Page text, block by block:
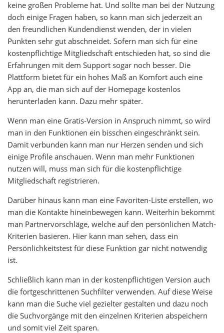
keine großen Probleme hat. Und sollte man bei der Nutzung
doch einige Fragen haben, so kann man sich jederzeit an
den freundlichen Kundendienst wenden, der in vielen
Punkten sehr gut abschneidet. Sofern man sich für eine
kostenpflichtige Mitgliedschaft entschieden hat, so sind die
Erfahrungen mit dem Support sogar noch besser. Die
Plattform bietet für ein hohes Maß an Komfort auch eine
App an, die man sich auf der Homepage kostenlos
herunterladen kann. Dazu mehr später.
Wenn man eine Gratis-Version in Anspruch nimmt, so wird
man in den Funktionen ein bisschen eingeschränkt sein.
Damit verbunden kann man nur Herzen senden und sich
einige Profile anschauen. Wenn man mehr Funktionen
nutzen will, muss man sich für die kostenpflichtige
Mitgliedschaft registrieren.
Darüber hinaus kann man eine Favoriten-Liste erstellen, wo
man die Kontakte hineinbewegen kann. Weiterhin bekommt
man Partnervorschläge, welche auf den persönlichen Match-
Kriterien basieren. Hier kann man sehen, dass ein
Persönlichkeitstest für diese Funktion gar nicht notwendig
ist.
Schließlich kann man in der kostenpflichtigen Version auch
die fortgeschrittenen Suchfilter verwenden. Auf diese Weise
kann man die Suche viel gezielter gestalten und dazu noch
die Suchvorgänge mit den einzelnen Kriterien abspeichern
und somit viel Zeit sparen.